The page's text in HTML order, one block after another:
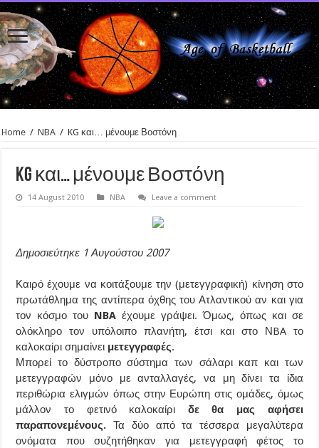
Home / NBA / KG και… μένουμε Βοστόνη
KG και… μένουμε Βοστόνη
14 August 2010 NBA Leave a comment
Δημοσιεύτηκε 1 Αυγούστου 2007
Καιρό έχουμε να κοιτάξουμε την (μετεγγραφική) κίνηση στο
πρωτάθλημα της αντίπερα όχθης του Ατλαντικού αν και για
τον κόσμο του NBA έχουμε γράψει. Όμως, όπως και σε
ολόκληρο τον υπόλοιπο πλανήτη, έτσι και στο ΝBA το
καλοκαίρι σημαίνει μετεγγραφές.
Μπορεί το δύστροπο σύστημα των σάλαρι καπ και των
μετεγγραφών μόνο με ανταλλαγές, να μη δίνει τα ίδια
περιθώρια ελιγμών όπως στην Ευρώπη στις ομάδες, όμως
μάλλον το φετινό καλοκαίρι δε θα μας αφήσει
παραπονεμένους. Τα δύο από τα τέσσερα μεγαλύτερα
ονόματα που συζητήθηκαν για μετεγγραφή φέτος το